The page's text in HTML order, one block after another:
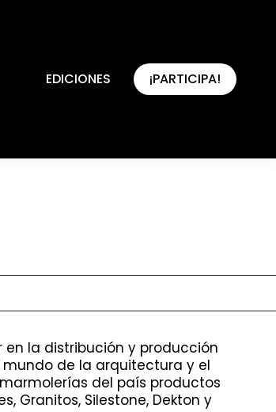
EDICIONES ¡PARTICIPA!
en la distribución y producción
de la arquitectura y el
del país productos
Granitos, Silestone, Dekton y